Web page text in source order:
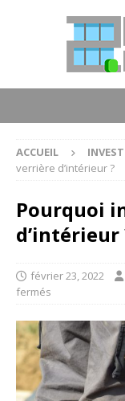
ACCUEIL
verrière d’intérieur ?
Pourquoi
d’intérieur
février 23, 2022
fermés